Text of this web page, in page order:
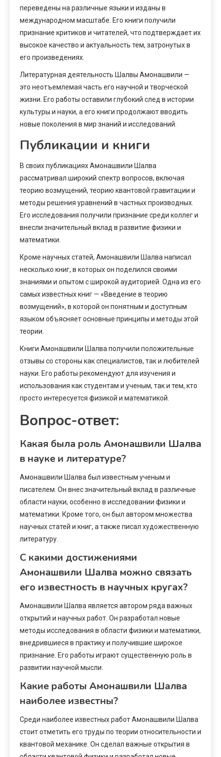
переведены на различные языки и изданы в
международном масштабе. Его книги получили
признание критиков и читателей, что подтверждает их
высокое качество и актуальность тем, затронутых в
его произведениях.
Литературная деятельность Шалвы Амонашвили —
это неотъемлемая часть его научной и творческой
жизни. Его работы оставили глубокий след в истории
культуры и науки, а его книги продолжают вводить
новые поколения в мир знаний и исследований.
Публикации и книги
В своих публикациях Амонашвили Шалва
рассматривал широкий спектр вопросов, включая
теорию возмущений, теорию квантовой гравитации и
методы решения уравнений в частных производных.
Его исследования получили признание среди коллег и
внесли значительный вклад в развитие физики и
математики.
Кроме научных статей, Амонашвили Шалва написал
несколько книг, в которых он поделился своими
знаниями и опытом с широкой аудиторией. Одна из его
самых известных книг — «Введение в теорию
возмущений», в которой он понятным и доступным
языком объясняет основные принципы и методы этой
теории.
Книги Амонашвили Шалва получили положительные
отзывы со стороны как специалистов, так и любителей
науки. Его работы рекомендуют для изучения и
использования как студентам и ученым, так и тем, кто
просто интересуется физикой и математикой.
Вопрос-ответ:
Какая была роль Амонашвили Шалва
в науке и литературе?
Амонашвили Шалва был известным ученым и
писателем. Он внес значительный вклад в различные
области науки, особенно в исследовании физики и
математики. Кроме того, он был автором множества
научных статей и книг, а также писал художественную
литературу.
С какими достижениями
Амонашвили Шалва можно связать
его известность в научных кругах?
Амонашвили Шалва является автором ряда важных
открытий и научных работ. Он разработал новые
методы исследования в области физики и математики,
внедрившиеся в практику и получившие широкое
признание. Его работы играют существенную роль в
развитии научной мысли.
Какие работы Амонашвили Шалва
наиболее известны?
Среди наиболее известных работ Амонашвили Шалва
стоит отметить его труды по теории относительности и
квантовой механике. Он сделал важные открытия в